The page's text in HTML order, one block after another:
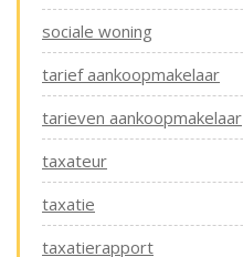
sociale woning
tarief aankoopmakelaar
tarieven aankoopmakelaar
taxateur
taxatie
taxatierapport